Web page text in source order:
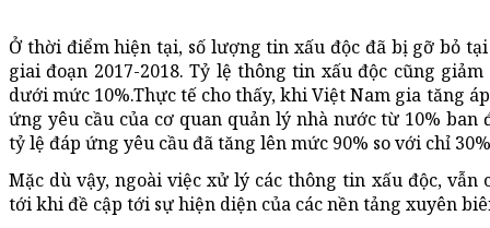
Ở thời điểm hiện tại, số lượng tin xấu độc đã bị gỡ bỏ
giai đoạn 2017-2018. Tỷ lệ thông tin xấu độc cũng
dưới mức 10%.Thực tế cho thấy, khi Việt Nam gia tăng
ứng yêu cầu của cơ quan quản lý nhà nước từ 10% ban
tỷ lệ đáp ứng yêu cầu đã tăng lên mức 90% so với chỉ
Mặc dù vậy, ngoài việc xử lý các thông tin xấu độc, vẫn
tới khi đề cập tới sự hiện diện của các nền tảng xuyên